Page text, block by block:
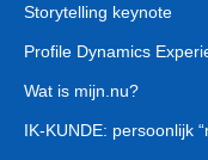
Storytelling keynote
Profile Dynamics
Wat is mijn.nu?
IK-KUNDE: persoonlijk